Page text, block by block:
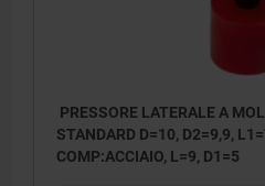
Y = altezza pezzo da
W = lunghezza pezzo da
X = corsa
PRESSORE LATERALE A
STANDARD D=10, D2=9,9,
COMP:ACCIAIO, L=9, D1=5